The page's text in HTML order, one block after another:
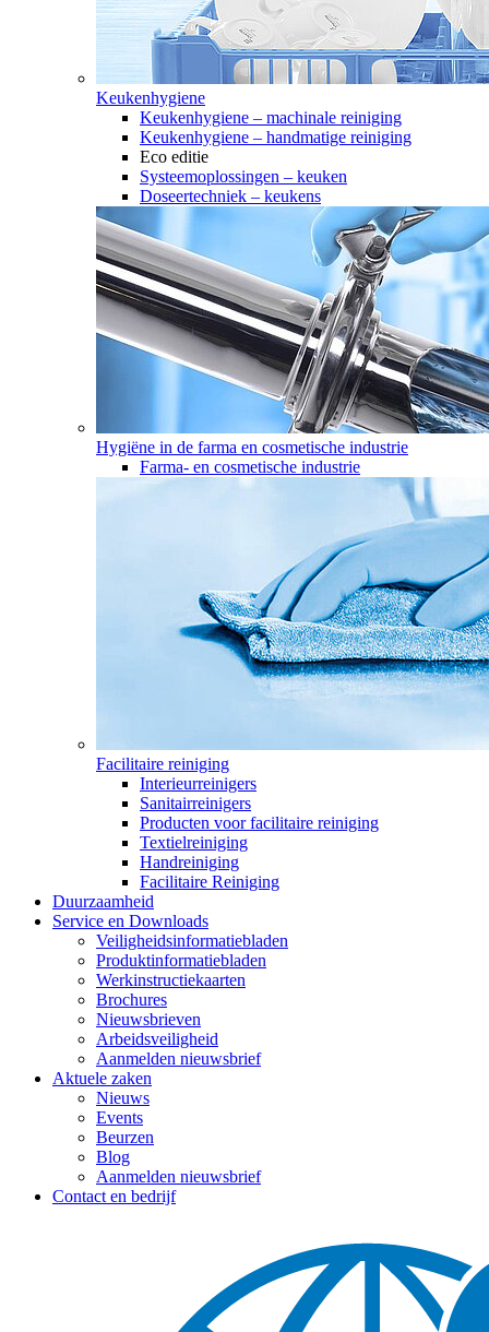
Keukenhygiene
Keukenhygiene – machinale reiniging
Keukenhygiene – handmatige reiniging
Eco editie
Systeemoplossingen – keuken
Doseertechniek – keukens
Hygiëne in de farma en cosmetische industrie
Farma- en cosmetische industrie
Facilitaire reiniging
Interieurreinigers
Sanitairreinigers
Producten voor facilitaire reiniging
Textielreiniging
Handreiniging
Facilitaire Reiniging
Duurzaamheid
Service en Downloads
Veiligheidsinformatiebladen
Produktinformatiebladen
Werkinstructiekaarten
Brochures
Nieuwsbrieven
Arbeidsveiligheid
Aanmelden nieuwsbrief
Aktuele zaken
Nieuws
Events
Beurzen
Blog
Aanmelden nieuwsbrief
Contact en bedrijf